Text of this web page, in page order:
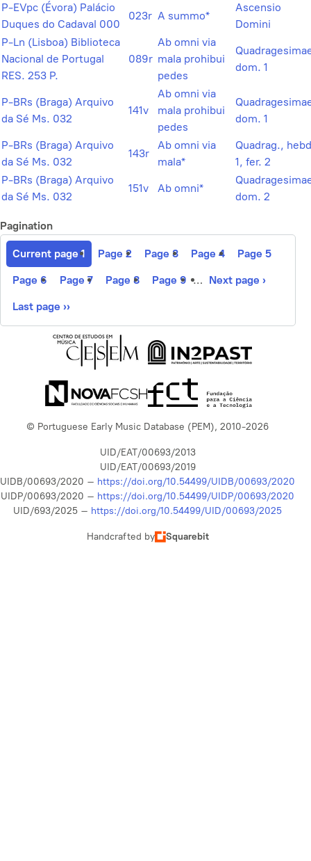
P-EVpc (Évora) Palácio
Duques do Cadaval 000
023r A summo*
Ascensio
Domini
P-Ln (Lisboa) Biblioteca
Nacional de Portugal
RES. 253 P.
089r
Ab omni via
mala prohibui
pedes
dom. 1
P-BRs (Braga) Arquivo
da Sé Ms. 032
141v
Ab omni via
mala prohibui
pedes
dom. 1
P-BRs (Braga) Arquivo
da Sé Ms. 032
143r
Ab omni via
mala*
Quadrag.,
1, fer. 2
P-BRs (Braga) Arquivo
da Sé Ms. 032
151v Ab omni*
dom. 2
Pagination
Current page1 Page 2 Page 3 Page 4 Page 5
Page 6 Page 7 Page 8 Page 9 … Next page ›
Last page ››
© Portuguese Early Music Database (PEM), 2010-2026
UID/EAT/00693/2013
UID/EAT/00693/2019
UIDB/00693/2020 – https://doi.org/10.54499/UIDB/00693/2020
UIDP/00693/2020 – https://doi.org/10.54499/UIDP/00693/2020
UID/693/2025 – https://doi.org/10.54499/UID/00693/2025
Handcrafted by Squarebit